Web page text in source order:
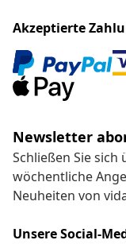
Akzeptierte
Newsletter
Schließen Sie sich
wöchentliche
Neuheiten von
Unsere Social-